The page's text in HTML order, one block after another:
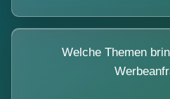
Welche Themen